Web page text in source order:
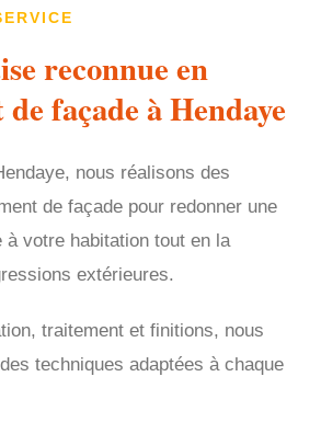
reconnue en
façade à Hendaye
nous réalisons des
de façade pour redonner une
à votre habitation tout en la
extérieures.
traitement et finitions, nous
techniques adaptées à chaque